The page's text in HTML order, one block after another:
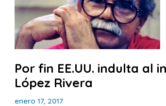
Por fin EE.UU. indulta al
López Rivera
enero 17, 2017